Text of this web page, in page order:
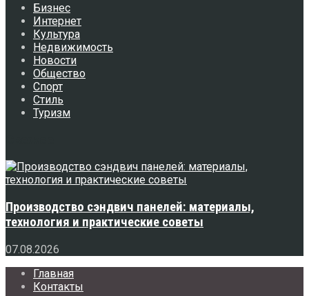
Бизнес
Интернет
Культура
Недвижимость
Новости
Общество
Спорт
Стиль
Туризм
Производство сэндвич панелей: материалы,
технология и практические советы
07.08.2026
Главная
Контакты